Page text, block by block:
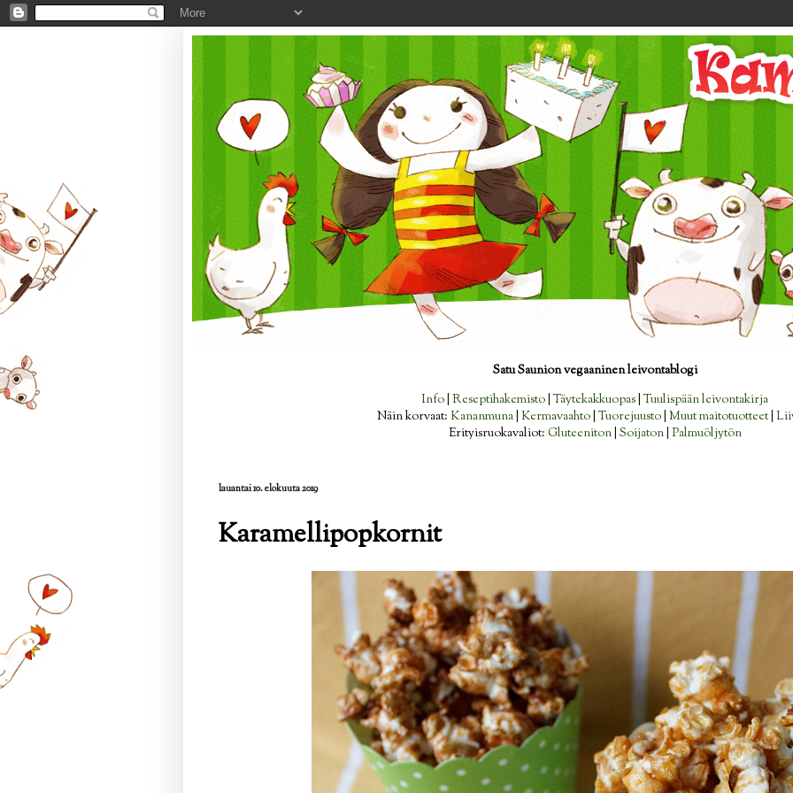
Satu Saunion vegaaninen leivontablogi
Info Reseptihakemisto |Täytekakkuopas |Tuulispään leivontakirja
Näin korvaat: Kananmuna Kermavaahto |Tuorejuusto Muut maitotuotteet|
Erityisruokavaliot: Gluteeniton| Soijaton| Palmuöljytön
lauantai 10. elokuuta 2019
Karamellipopkornit